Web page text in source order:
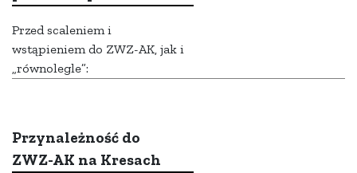
Przed scaleniem i
wstąpieniem do ZWZ-AK, jak i
„równolegle”:
Przynależność do
ZWZ-AK na Kresach